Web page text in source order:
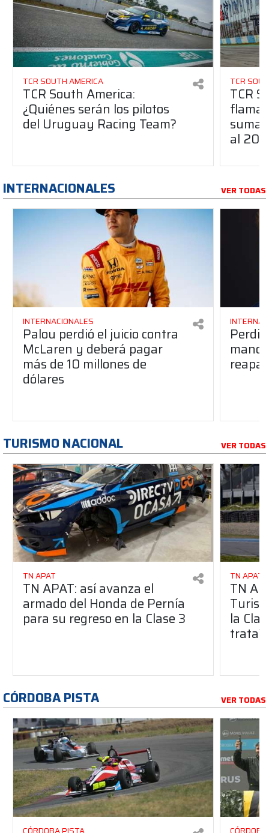
TCR SOUTH AMERICA
TCR South America:
¿Quiénes serán los pilotos
del Uruguay Racing Team?
TCR
TCR
suma
al
INTERNACIONALES VER TODAS
INTERNACIONALES
Palou perdió el juicio contra
McLaren y deberá pagar
más de 10 millones de
dólares
TURISMO NACIONAL VER TODAS
TN APAT
TN APAT: así avanza el
armado del Honda de Pernía
para su regreso en la Clase 3
TN APAT
TN
la
trata?
CÓRDOBA PISTA VER TODAS